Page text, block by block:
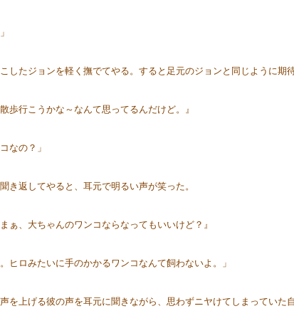
したジョンを軽く撫でてやる。すると足元のジョンと同じように期
歩行こうかな～なんて思ってるんだけど。』
なの？」
き返してやると、耳元で明るい声が笑った。
ぁ、大ちゃんのワンコならなってもいいけど？』
ヒロみたいに手のかかるワンコなんて飼わないよ。」
を上げる彼の声を耳元に聞きながら、思わずニヤけてしまっていた